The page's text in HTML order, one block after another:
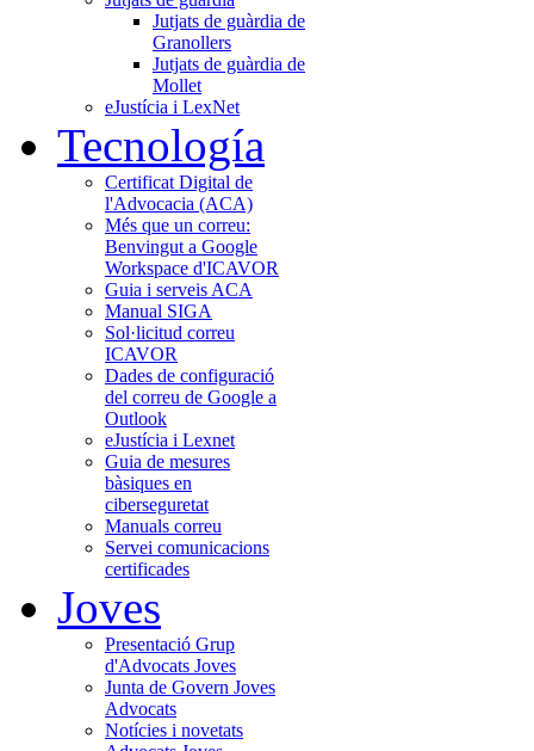
Jutjats de guàrdia de
Granollers
Jutjats de guàrdia de
Mollet
eJustícia i LexNet
Tecnología
Certificat Digital de
l'Advocacia (ACA)
Més que un correu:
Benvingut a Google
Workspace d'ICAVOR
Guia i serveis ACA
Manual SIGA
Sol·licitud correu
ICAVOR
Dades de configuració
del correu de Google a
Outlook
eJustícia i Lexnet
Guia de mesures
bàsiques en
ciberseguretat
Manuals correu
Servei comunicacions
certificades
Joves
Presentació Grup
d'Advocats Joves
Junta de Govern Joves
Advocats
Notícies i novetats